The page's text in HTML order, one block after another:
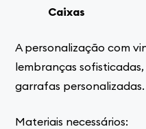
Caixas
A personalização com
lembranças
garrafas personalizadas.
Materiais necessários: